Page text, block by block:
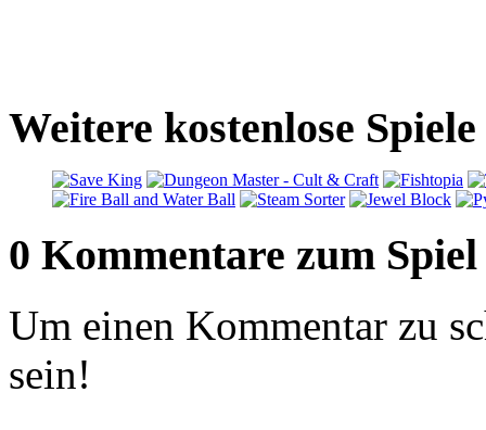
Weitere kostenlose
0 Kommentare zum Spiel
Um einen Kommentar zu
sein!